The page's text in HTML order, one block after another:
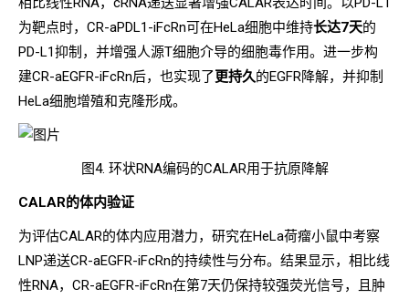
为靶点时，CR-aPDL1-iFcRn可在HeLa细胞中维持长达7天的
PD-L1抑制，并增强人源T细胞介导的细胞毒作用。进一步构
建CR-aEGFR-iFcRn后，也实现了更持久的EGFR降解，并抑制
HeLa细胞增殖和克隆形成。
图4. 环状RNA编码的CALAR用于抗原降解
CALAR的体内验证
为评估CALAR的体内应用潜力，研究在HeLa荷瘤小鼠中考察
LNP递送CR-aEGFR-iFcRn的持续性与分布。结果显示，相比线
性RNA，CR-aEGFR-iFcRn在第7天仍保持较强荧光信号，且肿